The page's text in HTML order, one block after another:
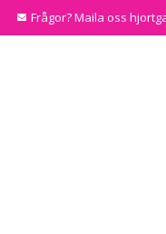
Frågor? Maila oss